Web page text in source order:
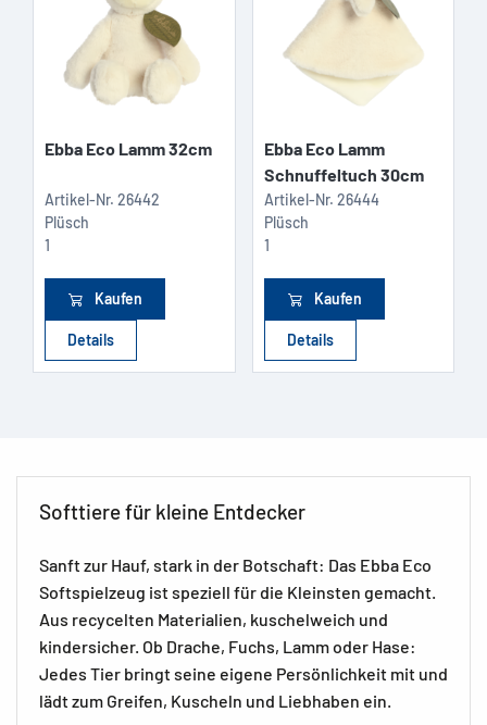
Ebba Eco Lamm 32cm
Artikel-Nr. 26442
Plüsch
1
Kaufen
Details
Ebba Eco Lamm
Schnuffeltuch 30cm
Artikel-Nr. 26444
Plüsch
1
Kaufen
Details
Softtiere für kleine Entdecker
Sanft zur Hauf, stark in der Botschaft: Das Ebba Eco
Softspielzeug ist speziell für die Kleinsten gemacht.
Aus recycelten Materialien, kuschelweich und
kindersicher. Ob Drache, Fuchs, Lamm oder Hase:
Jedes Tier bringt seine eigene Persönlichkeit mit und
lädt zum Greifen, Kuscheln und Liebhaben ein.